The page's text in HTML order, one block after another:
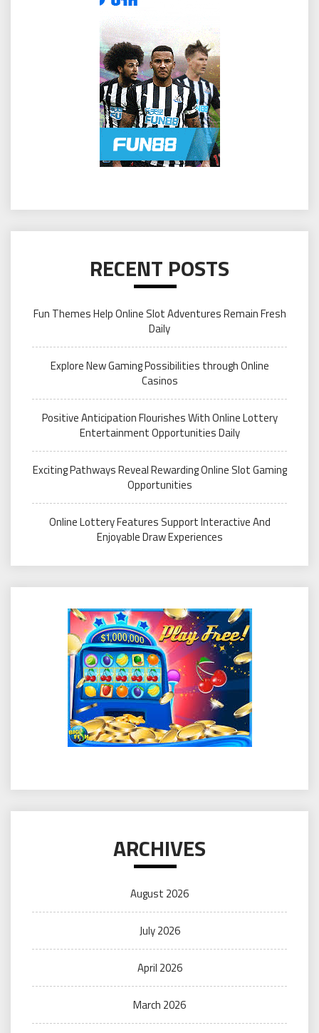
RECENT POSTS
Fun Themes Help Online Slot Adventures Remain Fresh
Daily
Explore New Gaming Possibilities through Online
Casinos
Positive Anticipation Flourishes With Online Lottery
Entertainment Opportunities Daily
Exciting Pathways Reveal Rewarding Online Slot Gaming
Opportunities
Online Lottery Features Support Interactive And
Enjoyable Draw Experiences
ARCHIVES
August 2026
July 2026
April 2026
March 2026